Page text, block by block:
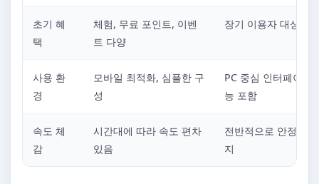
초기 혜
택
체험, 무료 포인트, 이벤
트 다양
장기 이용자 대상 혜
사용 환
경
모바일 최적화, 심플한 구
성
PC 중심 인터페이스,
능 포함
속도 체
감
시간대에 따라 속도 편차
있음
전반적으로 안정적
지